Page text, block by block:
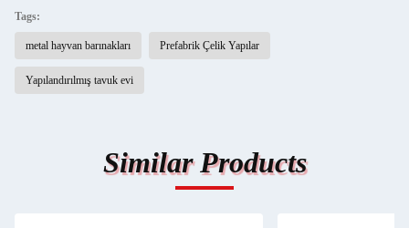
Tags:
metal hayvan barınakları Prefabrik Çelik Yapılar
Yapılandırılmış tavuk evi
Similar Products